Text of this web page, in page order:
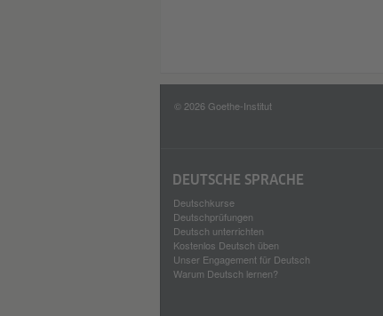
© 2026 Goethe-Institut
DEUTSCHE SPRACHE
Deutschkurse
Deutschprüfungen
Deutsch unterrichten
Kostenlos Deutsch üben
Unser Engagement für Deutsch
Warum Deutsch lernen?